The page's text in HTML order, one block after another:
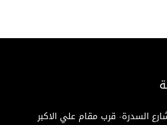
السدرة- قرب مقام علي الاكبر